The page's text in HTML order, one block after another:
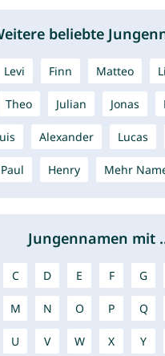
beliebte
Levi Finn Matteo
Theo Julian Jonas
Alexander Lucas
Paul Henry Mehr
Jungennamen mit
C D E F G
M N O P Q
U V W X Y